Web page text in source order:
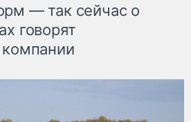
— так сейчас о
говорят
компании